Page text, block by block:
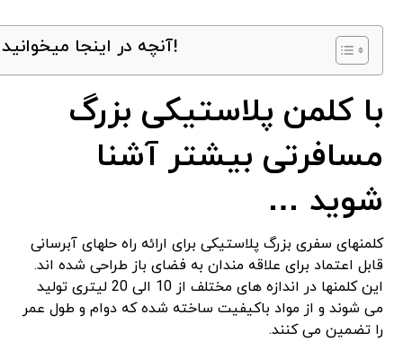
آنچه در اینجا میخوانید!
با کلمن پلاستیکی بزرگ
مسافرتی بیشتر آشنا
شوید …
کلمنهای سفری بزرگ پلاستیکی برای ارائه راه حلهای آبرسانی
قابل اعتماد برای علاقه مندان به فضای باز طراحی شده اند.
این کلمنها در اندازه های مختلف از 10 الی 20 لیتری تولید
می شوند و از مواد باکیفیت ساخته شده که دوام و طول عمر
را تضمین می کنند.